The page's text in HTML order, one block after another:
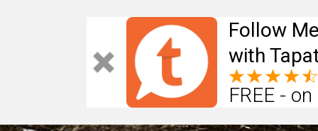
Follow
with
FREE -